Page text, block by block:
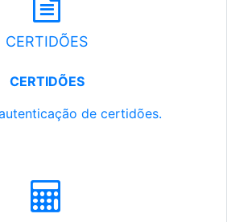
CERTIDÕES
CERTIDÕES
de certidões.